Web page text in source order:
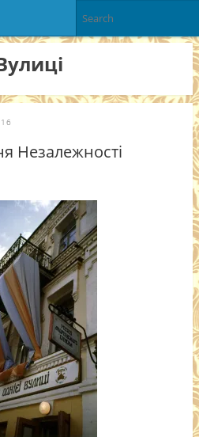
Незалежності